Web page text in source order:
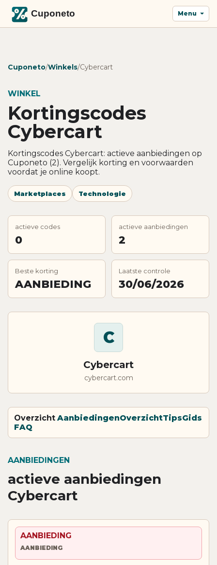
Menu
Cuponeto/Winkels/Cybercart
WINKEL
Kortingscodes
Cybercart
Kortingscodes Cybercart: actieve aanbiedingen op
Cuponeto (2). Vergelijk korting en voorwaarden
voordat je online koopt.
Marketplaces Technologie
actieve codes
0
actieve aanbiedingen
2
Beste korting
AANBIEDING
Laatste controle
30/06/2026
C
Cybercart
cybercart.com
Overzicht AanbiedingenOverzichtTipsGids
FAQ
AANBIEDINGEN
actieve aanbiedingen
Cybercart
AANBIEDING
AANBIEDING